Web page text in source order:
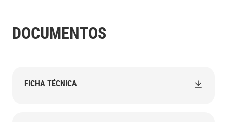
DOCUMENTOS
FICHA TÉCNICA